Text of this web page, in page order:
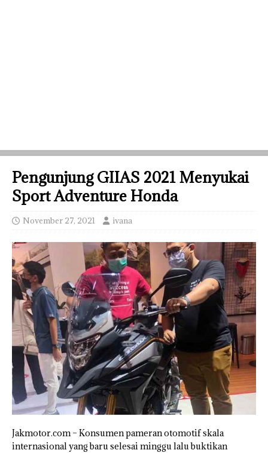
Pengunjung GIIAS 2021 Menyukai
Sport Adventure Honda
November 27, 2021 ivana
Jakmotor.com – Konsumen pameran otomotif skala
internasional yang baru selesai minggu lalu buktikan